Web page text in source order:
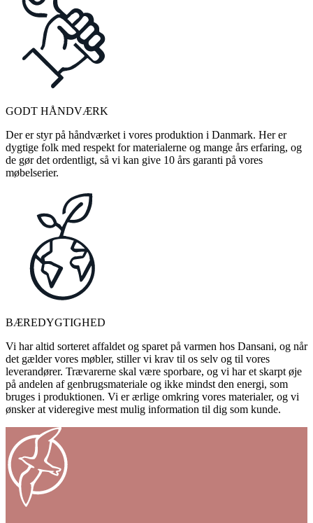
GODT HÅNDVÆRK
Der er styr på håndværket i vores produktion i Danmark. Her er
dygtige folk med respekt for materialerne og mange års erfaring, og
de gør det ordentligt, så vi kan give 10 års garanti på vores
møbelserier.
BÆREDYGTIGHED
Vi har altid sorteret affaldet og sparet på varmen hos Dansani, og når
det gælder vores møbler, stiller vi krav til os selv og til vores
leverandører. Trævarerne skal være sporbare, og vi har et skarpt øje
på andelen af genbrugsmateriale og ikke mindst den energi, som
bruges i produktionen. Vi er ærlige omkring vores materialer, og vi
ønsker at videregive mest mulig information til dig som kunde.